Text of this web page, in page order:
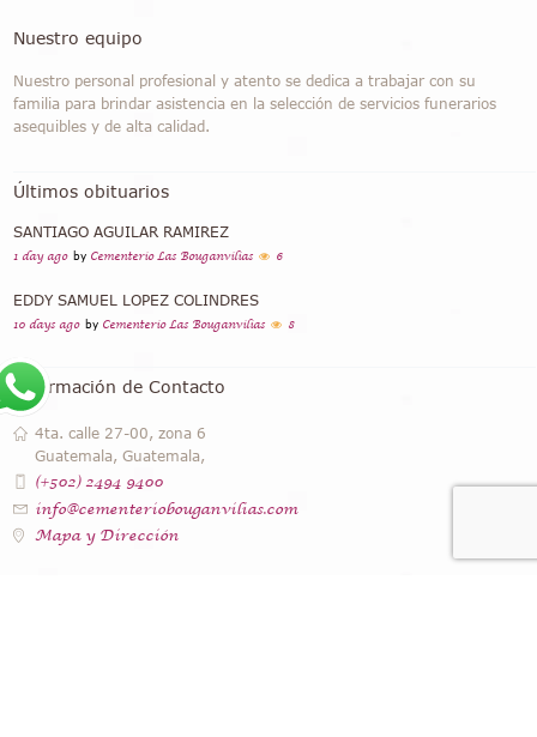
Nuestro equipo
Nuestro personal profesional y atento se dedica a trabajar con su
familia para brindar asistencia en la selección de servicios funerarios
asequibles y de alta calidad.
Últimos obituarios
SANTIAGO AGUILAR RAMIREZ
1 day ago by Cementerio Las Bouganvilias 6
EDDY SAMUEL LOPEZ COLINDRES
10 days ago by Cementerio Las Bouganvilias 8
Información de Contacto
4ta. calle 27-00, zona 6
Guatemala, Guatemala,
(+502) 2494 9400
info@cementeriobouganvilias.com
Mapa y Dirección